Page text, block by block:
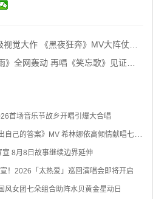
作 《黑夜狂奔》MV大阵仗攻顶沙丘28小时
轰动 再唱《笑忘歌》见证青春花园又盛开
首场音乐节故乡开唱引爆大合唱
宣 8月8日故事继续边界延伸
！2026「太热爱」巡回演唱会即将开启
风女团七朵组合助阵水贝黄金星动日